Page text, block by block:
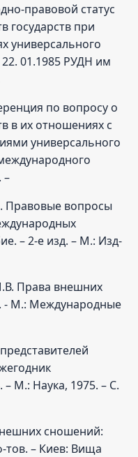
правовой статус
государств при
универсального
22. 01.1985 РУДН им
по вопросу о
в их отношениях с
универсального
–
вопросы
– 2-е изд. – М.: Изд-
Права внешних
- М.: Международные
М.: Наука, 1975. – С.
сношений:
тов. – Киев: Вища